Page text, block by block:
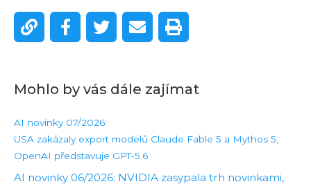
Mohlo by vás dále zajímat
AI novinky 07/2026:
USA zakázaly export modelů Claude Fable 5 a Mythos 5,
OpenAI představuje GPT-5.6
AI novinky 06/2026: NVIDIA zasypala trh novinkami,